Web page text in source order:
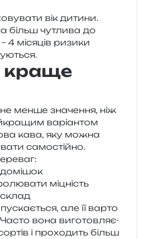
вік дити­ни.
більш чутли­ва до
4 міся­ців ризи­ки
краще
менше зна­че­н­ня, ніж
варі­ан­том
кава, яку можна
самостійно.
міцність
склад
але її варто
вона виго­тов­ля­є­
і про­хо­дить більш